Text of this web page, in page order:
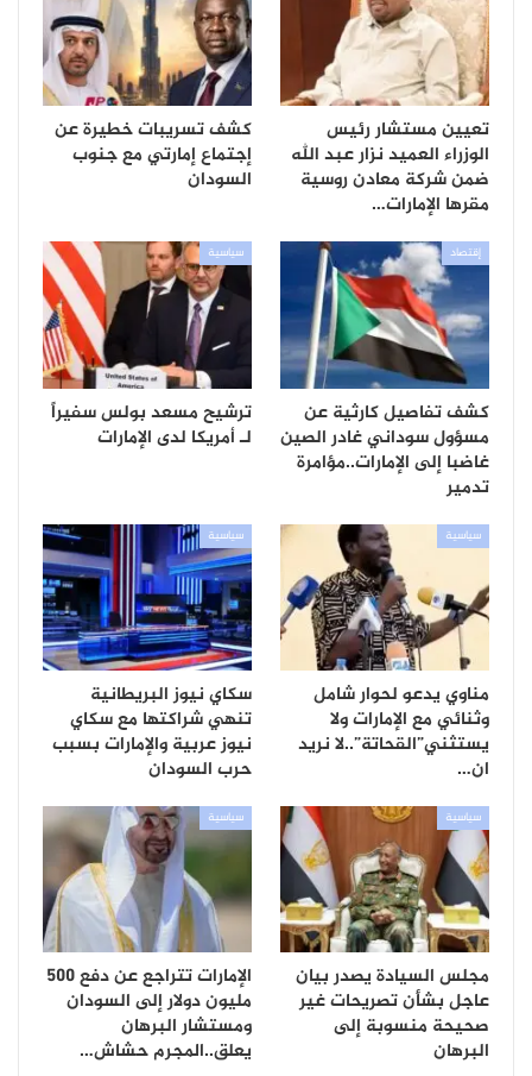
تعيين مستشار رئيس
الوزراء العميد نزار عبد الله
ضمن شركة معادن روسية
مقرها الإمارات…
كشف تسريبات خطيرة عن
إجتماع إمارتي مع جنوب
السودان
إقتصاد
كشف تفاصيل كارثية عن
مسؤول سوداني غادر الصين
غاضبا إلى الإمارات..مؤامرة
تدمير
سياسية
ترشيح مسعد بولس سفيراً
لـ أمريكا لدى الإمارات
سياسية
مناوي يدعو لحوار شامل
وثنائي مع الإمارات ولا
يستثني”القحاتة”..لا نريد
ان…
سياسية
سكاي نيوز البريطانية
تنهي شراكتها مع سكاي
نيوز عربية والإمارات بسبب
حرب السودان
سياسية
مجلس السيادة يصدر بيان
عاجل بشأن تصريحات غير
صحيحة منسوبة إلى
البرهان
سياسية
الإمارات تتراجع عن دفع 500
مليون دولار إلى السودان
ومستشار البرهان
يعلق..المجرم حشاش…